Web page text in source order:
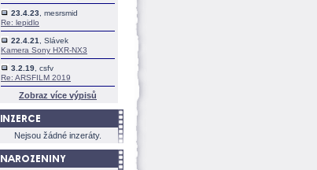
23.4.23 , mesrsmid
Re: lepidlo
22.4.21
, Slávek
Kamera Sony HXR-NX3
3.2.19 , csfv
Re: ARSFILM 2019
Zobraz více výpisů
Nejsou žádné inzeráty.